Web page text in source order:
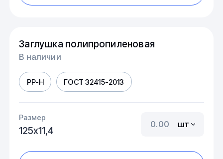
Заглушка полипропиленовая
В наличии
PP-H ГОСТ 32415-2013
Размер
125х11,4
шт